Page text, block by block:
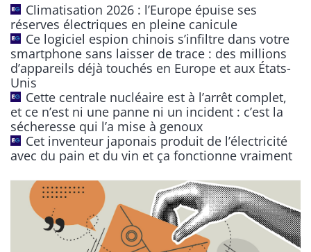
a
t
i
v
e
:
Climatisation 2026 : l’Europe épuise ses
réserves électriques en pleine canicule
Ce logiciel espion chinois s’infiltre dans votre
smartphone sans laisser de trace : des millions
d’appareils déjà touchés en Europe et aux États-
Unis
Cette centrale nucléaire est à l’arrêt complet,
et ce n’est ni une panne ni un incident : c’est la
sécheresse qui l’a mise à genoux
Cet inventeur japonais produit de l’électricité
avec du pain et du vin et ça fonctionne vraiment